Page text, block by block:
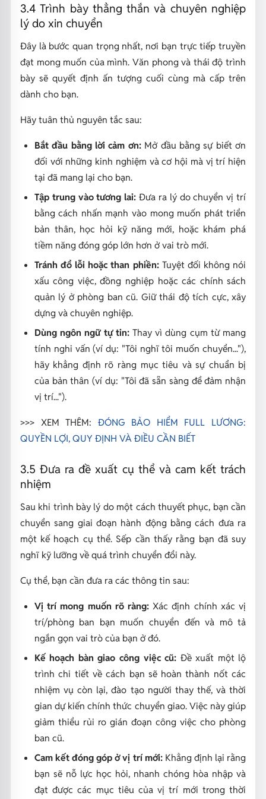
3.4 Trình bày thẳng thắn và chuyên nghiệp
lý do xin chuyển
Đây là bước quan trọng nhất, nơi bạn trực tiếp truyền
đạt mong muốn của mình. Văn phong và thái độ trình
bày sẽ quyết định ấn tượng cuối cùng mà cấp trên
dành cho bạn.
Hãy tuân thủ nguyên tắc sau:
Bắt đầu bằng lời cảm ơn:Mở đầu bằng sự biết ơn
đối với những kinh nghiệm và cơ hội mà vị trí hiện
tại đã mang lại cho bạn.
Tập trung vào tương lai: Đưa ra lý do chuyển vị trí
bằng cách nhấn mạnh vào mong muốn phát triển
bản thân, học hỏi kỹ năng mới, hoặc khám phá
tiềm năng đóng góp lớn hơn ở vai trò mới.
Tránh đổ lỗi hoặc than phiền:Tuyệt đối không nói
xấu công việc, đồng nghiệp hoặc các chính sách
quản lý ở phòng ban cũ. Giữ thái độ tích cực, xây
dựng và chuyên nghiệp.
Dùng ngôn ngữ tự tin:Thay vì dùng cụm từ mang
tính nghi vấn (ví dụ: "Tôi nghĩ tôi muốn chuyển..."),
hãy khẳng định rõ ràng mục tiêu và sự chuẩn bị
của bản thân (ví dụ: "Tôi đã sẵn sàng để đảm nhận
vị trí...").
>>> XEM THÊM: ĐÓNG BẢO HIỂM FULL LƯƠNG:
QUYỀN LỢI, QUY ĐỊNH VÀ ĐIỀU CẦN BIẾT
3.5 Đưa ra đề xuất cụ thể và cam kết trách
nhiệm
Sau khi trình bày lý do một cách thuyết phục, bạn cần
chuyển sang giai đoạn hành động bằng cách đưa ra
một kế hoạch cụ thể. Sếp cần thấy rằng bạn đã suy
nghĩ kỹ lưỡng về quá trình chuyển đổi này.
Cụ thể, bạn cần đưa ra các thông tin sau:
Vị trí mong muốn rõ ràng: Xác định chính xác vị
trí/phòng ban bạn muốn chuyển đến và mô tả
ngắn gọn vai trò của bạn ở đó.
Kế hoạch bàn giao công việc cũ: Đề xuất một lộ
trình chi tiết về cách bạn sẽ hoàn thành nốt các
nhiệm vụ còn lại, đào tạo người thay thế, và thời
gian dự kiến chính thức chuyển giao. Việc này giúp
giảm thiểu rủi ro gián đoạn công việc cho phòng
ban cũ.
Cam kết đóng góp ở vị trí mới:Khẳng định lại rằng
bạn sẽ nỗ lực học hỏi, nhanh chóng hòa nhập và
đạt được các mục tiêu của vị trí mới trong thời